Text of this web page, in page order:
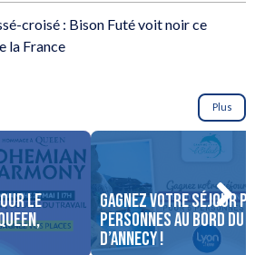
croisé : Bison Futé voit noir ce
la France
Plus
le
Gagnez votre séjour
personnes au bord du
d’Annecy !